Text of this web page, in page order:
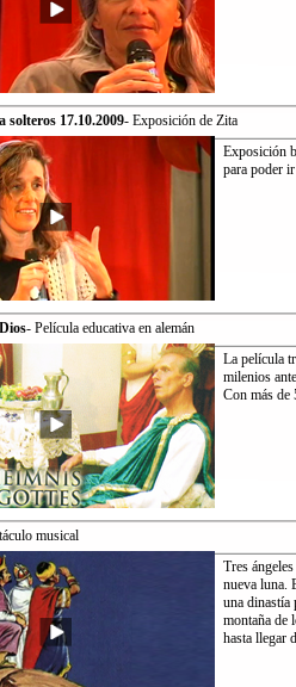
solteros 17.10.2009- Exposición de Zita
Exposición
para poder
- Película educativa en alemán
La película
milenios
Con más de
musical
Tres
nueva luna.
una dinastía
montaña de
hasta llegar